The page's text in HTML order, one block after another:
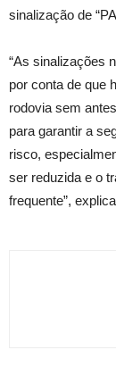
sinalização de
“As sinalizações
por conta de que
rodovia sem
para garantir a
risco,
ser reduzida e o
frequente”,